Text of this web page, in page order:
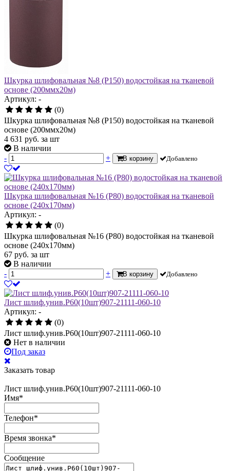
Шкурка шлифовальная №8 (Р150) водостойкая на тканевой
основе (200ммх20м)
Артикул: -
(0)
Шкурка шлифовальная №8 (Р150) водостойкая на тканевой
основе (200ммх20м)
4 631 руб. за шт
В наличии
-
+ В корзину Добавлено
Шкурка шлифовальная №16 (Р80) водостойкая на тканевой
основе (240х170мм)
Артикул: -
(0)
Шкурка шлифовальная №16 (Р80) водостойкая на тканевой
основе (240х170мм)
67 руб. за шт
В наличии
-
+ В корзину Добавлено
Лист шлиф.унив.Р60(10шт)907-21111-060-10
Артикул: -
(0)
Лист шлиф.унив.Р60(10шт)907-21111-060-10
Нет в наличии
Под заказ
Заказать товар
Лист шлиф.унив.Р60(10шт)907-21111-060-10
Имя*
Телефон*
Время звонка*
Сообщение